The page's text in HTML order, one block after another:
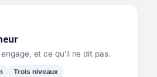
et ce qu'il ne dit pas.
Trois niveaux